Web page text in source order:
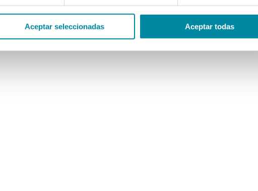
Aceptar seleccionadas Aceptar todas